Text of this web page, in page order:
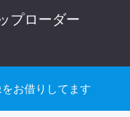
プローダー
お借りしてます